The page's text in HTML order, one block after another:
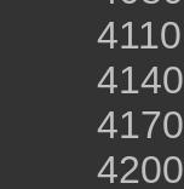
4110
4140
4170
4200